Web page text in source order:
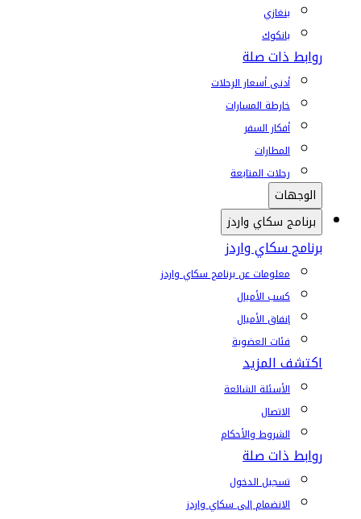
بنغازي
بانكوك
روابط ذات صلة
أدنى أسعار الرحلات
خارطة المسارات
أفكار السفر
المطارات
رحلات المتابعة
الوجهات
برنامج سكاي واردز
برنامج سكاي واردز
معلومات عن برنامج سكاي واردز
كسب الأميال
إنفاق الأميال
فئات العضوية
اكتشف المزيد
الأسئلة الشائعة
الاتصال
الشروط والأحكام
روابط ذات صلة
تسجيل الدخول
الانضمام إلى سكاي واردز